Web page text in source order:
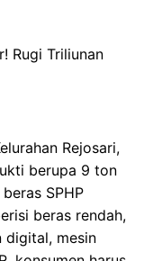
Rejosari,
berupa 9 ton
SPHP
beras rendah,
digital, mesin